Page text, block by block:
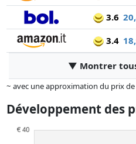
3.6
3.4
▼ Montrer
~ avec une approximation du prix
Les prix et la disponibilité peuvent
à jour. L'ordre est purement basé
Développement des